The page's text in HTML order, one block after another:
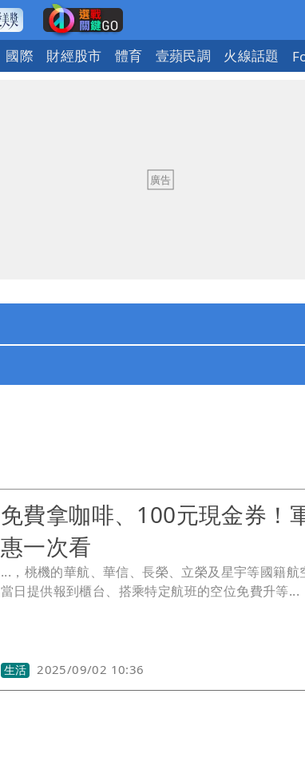
國際 財經股市 體育 壹蘋民調 火線話題
免費拿咖啡、100元現金券！
惠一次看
...，桃機的華航、華信、長榮、立榮及星宇等國籍航
當日提供報到櫃台、搭乘特定航班的空位免費升等...
生活 2025/09/02 10:36